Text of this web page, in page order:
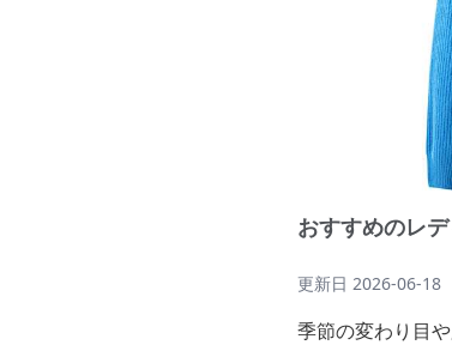
おすすめのレ
更新日 2026-06-18
季節の変わり目